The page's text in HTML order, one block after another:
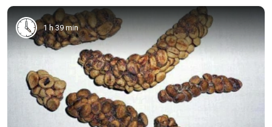
1 h 39 min